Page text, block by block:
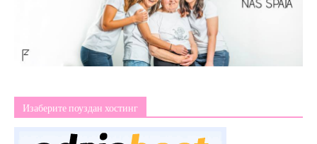
Изаберите поуздан хостинг